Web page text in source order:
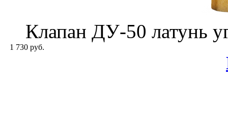
Клапан ДУ-50 латунь
1 730 руб.